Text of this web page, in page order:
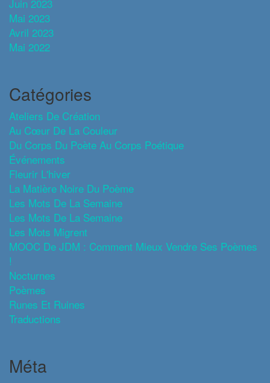
Juin 2023
Mai 2023
Avril 2023
Mai 2022
Catégories
Ateliers De Création
Au Cœur De La Couleur
Du Corps Du Poète Au Corps Poétique
Événements
Fleurir L'hiver
La Matière Noire Du Poème
Les Mots De La Semaine
Les Mots De La Semaine
Les Mots Migrent
MOOC De JDM : Comment Mieux Vendre Ses Poèmes
!
Nocturnes
Poèmes
Runes Et Ruines
Traductions
Méta